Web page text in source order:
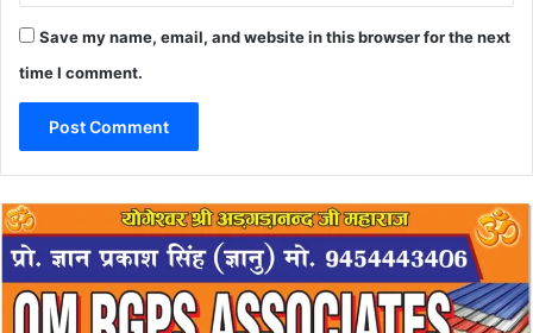
Save my name, email, and website in this browser for the next
time I comment.